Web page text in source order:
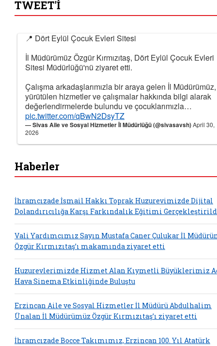
TWEET'İ
📍 Dört Eylül Çocuk Evleri Sitesi
İl Müdürümüz Özgür Kırmızıtaş, Dört Eylül Çocuk Evleri
Sitesi Müdürlüğü'nü ziyaret etti.
Çalışma arkadaşlarımızla bir araya gelen İl Müdürümüz,
yürütülen hizmetler ve çalışmalar hakkında bilgi alarak
değerlendirmelerde bulundu ve çocuklarımızla…
pic.twitter.com/qBwN2DsyTZ
— Sivas Aile ve Sosyal Hizmetler İl Müdürlüğü (@sivasavsh)April 30,
2026
Haberler
İhramcızade İsmail Hakkı Toprak Huzurevimizde Dijital
Dolandırıcılığa Karşı Farkındalık Eğitimi
Vali Yardımcımız Sayın Mustafa Caner Çulukar İl
Özgür Kırmızıtaş’ı makamında ziyaret etti
Huzurevlerimizde Hizmet Alan Kıymetli Büyüklerimiz
Hava Sinema Etkinliğinde Buluştu
Erzincan Aile ve Sosyal Hizmetler İl Müdürü Abdulhalim
Ünalan İl Müdürümüz Özgür Kırmızıtaş’ı ziyaret etti
İhramcızade Bocce Takımımız, Erzincan 100. Yıl Atatürk